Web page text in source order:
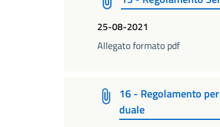
25-08-2021
Allegato formato pdf
16 - Regolamento
duale